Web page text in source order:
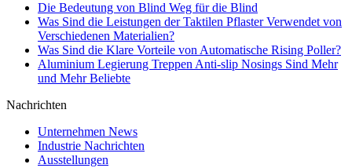
Die Bedeutung von Blind Weg für die Blind
Was Sind die Leistungen der Taktilen Pflaster Verwendet von
Verschiedenen Materialien?
Was Sind die Klare Vorteile von Automatische Rising Poller?
Aluminium Legierung Treppen Anti-slip Nosings Sind Mehr
und Mehr Beliebte
Nachrichten
Unternehmen News
Industrie Nachrichten
Ausstellungen